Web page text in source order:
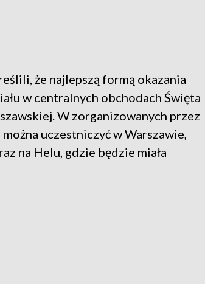
że najlepszą formą okazania
w centralnych obchodach Święta
W zorganizowanych przez
uczestniczyć w Warszawie,
na Helu, gdzie będzie miała